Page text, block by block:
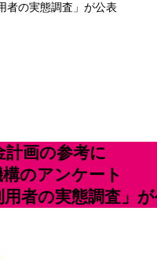
者の実態調査」が公表
画の参考に
のアンケート
用者の実態調査」